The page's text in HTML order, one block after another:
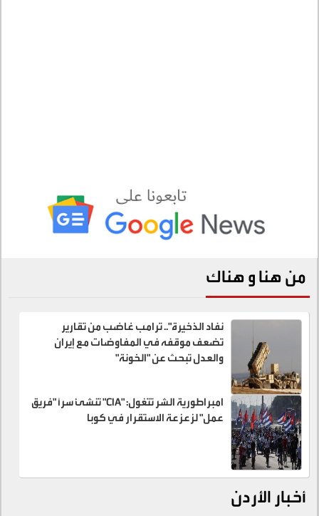
من هنا و هناك
نفاد الذخيرة".. ترامب غاضب من تقارير
تضعف موقفه في المفاوضات مع إيران
والعدل تبحث عن "الخونة"
امبراطورية الشر تتغول: "CIA" تنشئ سراً "فريق
عمل" لزعزعة الاستقرار في كوبا
أخبار الأردن